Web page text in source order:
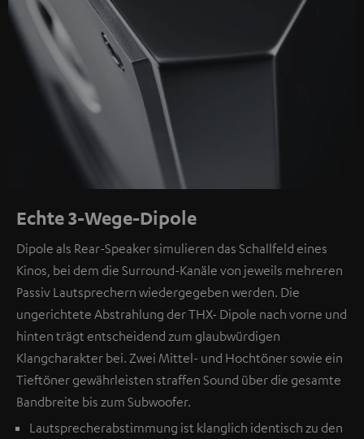
Echte 3-Wege-Dipole
Dipole als Rear-Speaker simulieren das Schallfeld eines
Kinos, bei dem die Surround-Kanäle von jeweils mehreren
Passiv Lautsprechern wiedergegeben werden. Die
ungerichtete Abstrahlung der THX- Dipole nach vorne und
hinten trägt entscheidend zum glaubwürdigen
Klangcharakter bei. Zwei Mittel- und Hochtöner sowie ein
Tieftöner gewährleisten straffen Sound über die gesamte
Bandbreite bis zum Subwoofer.
Lautsprecherabstimmung ist klanglich identisch zu den